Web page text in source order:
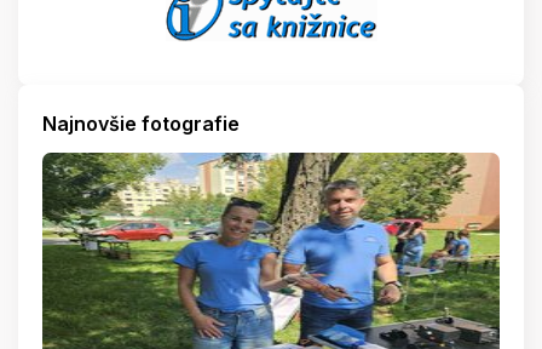
Najnovšie fotografie